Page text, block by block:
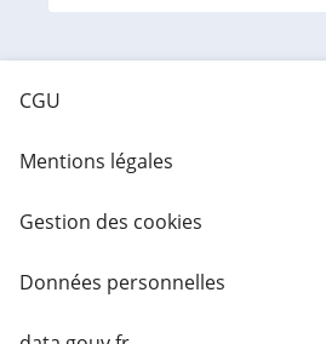
CGU
Mentions légales
Gestion des cookies
Données personnelles